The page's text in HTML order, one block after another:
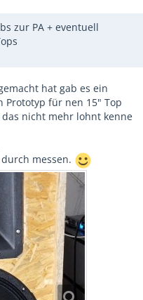
zur PA + eventuell
hat gab es ein
Prototyp für nen 15" Top
nicht mehr lohnt kenne
messen.